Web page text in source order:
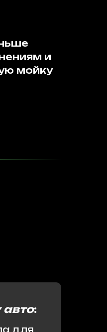
и
мойку
авто:
для